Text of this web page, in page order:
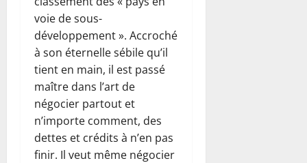
voie de sous-
développement ». Accroché
à son éternelle sébile qu’il
tient en main, il est passé
maître dans l’art de
négocier partout et
n’importe comment, des
dettes et crédits à n’en pas
finir. Il veut même négocier